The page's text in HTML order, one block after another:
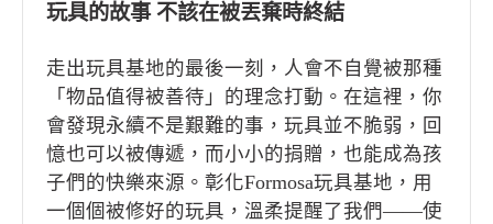
玩具的故事 不該在被丟棄時終結
走出玩具基地的最後一刻，人會不自覺被那種
「物品值得被善待」的理念打動。在這裡，你
會發現永續不是艱難的事，玩具並不脆弱，回
憶也可以被傳遞，而小小的捐贈，也能成為孩
子們的快樂來源。彰化Formosa玩具基地，用
一個個被修好的玩具，溫柔提醒了我們——使